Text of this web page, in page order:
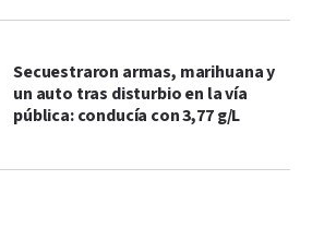
Secuestraron armas, marihuana y
un auto tras disturbio en la vía
pública: conducía con 3,77 g/L